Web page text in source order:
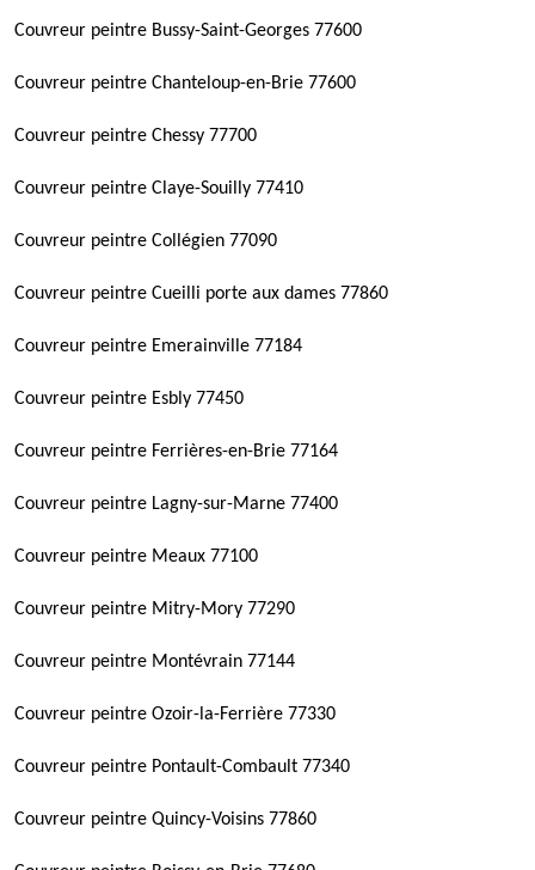
Couvreur peintre Bussy-Saint-Georges 77600
Couvreur peintre Chanteloup-en-Brie 77600
Couvreur peintre Chessy 77700
Couvreur peintre Claye-Souilly 77410
Couvreur peintre Collégien 77090
Couvreur peintre Cueilli porte aux dames 77860
Couvreur peintre Emerainville 77184
Couvreur peintre Esbly 77450
Couvreur peintre Ferrières-en-Brie 77164
Couvreur peintre Lagny-sur-Marne 77400
Couvreur peintre Meaux 77100
Couvreur peintre Mitry-Mory 77290
Couvreur peintre Montévrain 77144
Couvreur peintre Ozoir-la-Ferrière 77330
Couvreur peintre Pontault-Combault 77340
Couvreur peintre Quincy-Voisins 77860